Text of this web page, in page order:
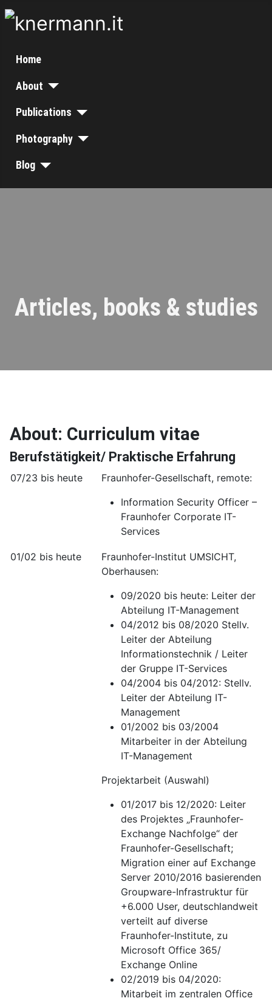
Home
About
Publications
Photography
Blog
Articles, books & studies
About: Curriculum vitae
Berufstätigkeit/ Praktische Erfahrung
07/23 bis heute
Fraunhofer-Gesellschaft, remote:
Information Security Officer –
Fraunhofer Corporate IT-
Services
01/02 bis heute
Fraunhofer-Institut UMSICHT,
Oberhausen:
09/2020 bis heute: Leiter der
Abteilung IT-Management
04/2012 bis 08/2020 Stellv.
Leiter der Abteilung
Informationstechnik / Leiter
der Gruppe IT-Services
04/2004 bis 04/2012: Stellv.
Leiter der Abteilung IT-
Management
01/2002 bis 03/2004
Mitarbeiter in der Abteilung
IT-Management
Projektarbeit (Auswahl)
01/2017 bis 12/2020: Leiter
des Projektes „Fraunhofer-
Exchange Nachfolge“ der
Fraunhofer-Gesellschaft;
Migration einer auf Exchange
Server 2010/2016 basierenden
Groupware-Infrastruktur für
+6.000 User, deutschlandweit
verteilt auf diverse
Fraunhofer-Institute, zu
Microsoft Office 365/
Exchange Online
02/2019 bis 04/2020:
Mitarbeit im zentralen Office